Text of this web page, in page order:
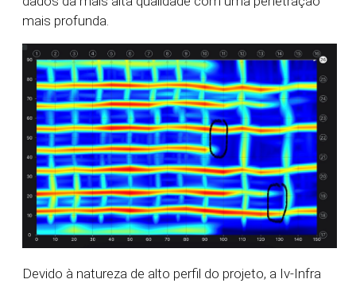
mais profunda.
Devido à natureza de alto perfil do projeto, a Iv-Infra